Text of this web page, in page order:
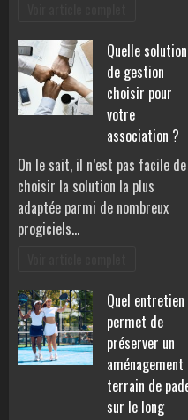
Quelle solution
de gestion
choisir pour
votre
association ?
On le sait, il n’est pas facile de
choisir la solution la plus
adaptée parmi de nombreux
progiciels…
Quel entretien
permet de
préserver un
aménagement
terrain de
sur le long